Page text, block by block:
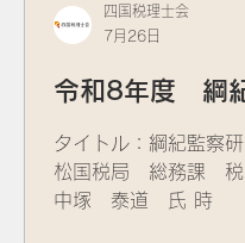
令和8年度 綱
タイトル：綱紀監
松国税局 総務課
中塚 泰道 氏 時
四国税理士会
7月26日